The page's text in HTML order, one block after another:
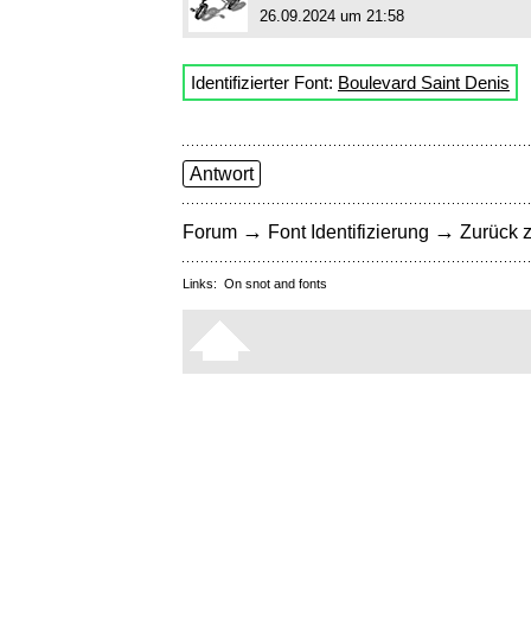
26.09.2024 um 21:58
Identifizierter Font: Boulevard Saint Denis
Antwort
Forum → Font Identifizierung → Zurück
Links: On snot and fonts